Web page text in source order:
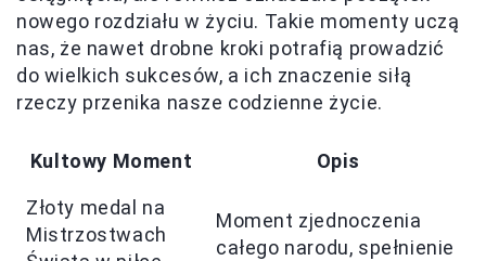
nowego rozdziału w życiu. Takie momenty uczą
nas, że nawet drobne kroki potrafią prowadzić
do wielkich sukcesów, a ich znaczenie siłą
rzeczy przenika nasze codzienne życie.
Kultowy Moment Opis
Złoty medal na
Mistrzostwach
Moment zjednoczenia
całego narodu, spełnienie